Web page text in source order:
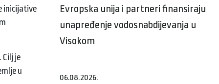
inicijative
je
u
Evropska unija i partneri finansiraju
unapređenje vodosnabdijevanja u
Visokom
06.08.2026.